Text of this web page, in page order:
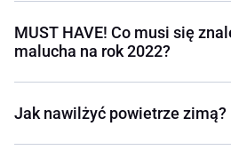
MUST HAVE! Co musi się
malucha na rok 2022?
Jak nawilżyć powietrze zimą?